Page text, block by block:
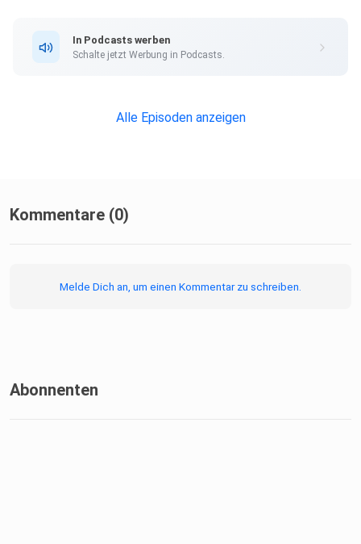
In Podcasts werben
Schalte jetzt Werbung in Podcasts.
Alle Episoden anzeigen
Kommentare (0)
Melde Dich an, um einen Kommentar zu schreiben.
Abonnenten